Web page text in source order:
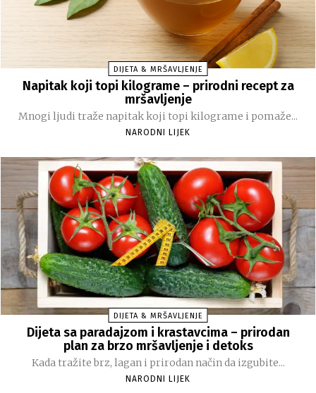
DIJETA & MRŠAVLJENJE
Napitak koji topi kilograme – prirodni recept za
mršavljenje
Mnogi ljudi traže napitak koji topi kilograme i pomaže...
NARODNI LIJEK
DIJETA & MRŠAVLJENJE
Dijeta sa paradajzom i krastavcima – prirodan
plan za brzo mršavljenje i detoks
Kada tražite brz, lagan i prirodan način da izgubite...
NARODNI LIJEK